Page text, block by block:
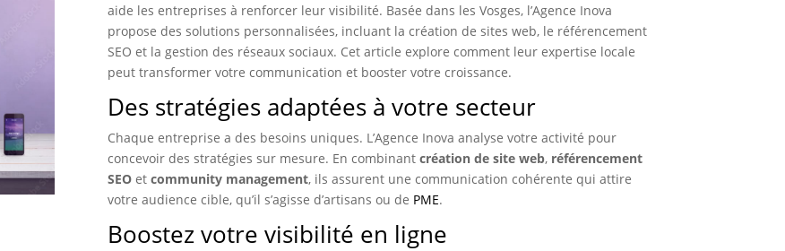
aide les entreprises à renforcer leur visibilité. Basée dans les Vosges, l’Agence Inova
propose des solutions personnalisées, incluant la création de sites web, le référencement
SEO et la gestion des réseaux sociaux. Cet article explore comment leur expertise locale
peut transformer votre communication et booster votre croissance.
Des stratégies adaptées à votre secteur
Chaque entreprise a des besoins uniques. L’Agence Inova analyse votre activité pour
concevoir des stratégies sur mesure. En combinantcréation de site web, référencement
SEO etcommunity management, ils assurent une communication cohérente qui attire
votre audience cible, qu’il s’agisse d’artisans ou de PME.
Boostez votre visibilité en ligne